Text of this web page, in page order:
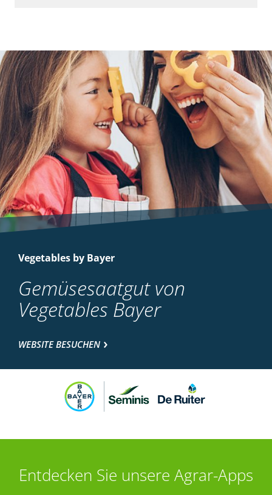
Vegetables by Bayer
Gemüsesaatgut von
Vegetables Bayer
WEBSITE BESUCHEN
Entdecken Sie unsere Agrar-Apps